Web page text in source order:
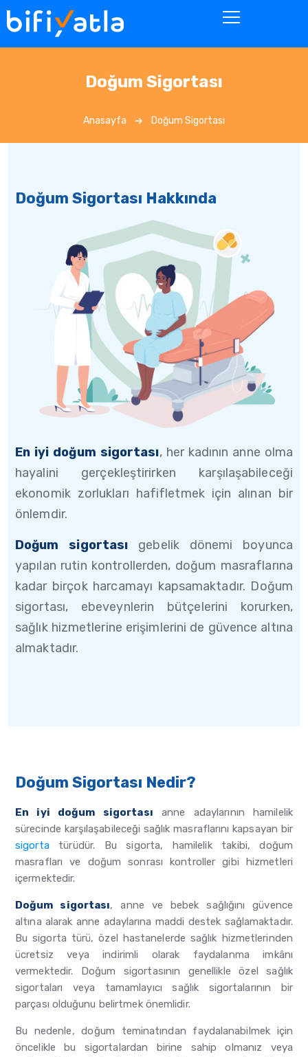
Doğum Sigortası
Anasayfa Doğum Sigortası
Doğum Sigortası Hakkında
En iyi doğum sigortası, her kadının anne olma
hayalini gerçekleştirirken karşılaşabileceği
ekonomik zorlukları hafifletmek için alınan bir
önlemdir.
Doğum sigortası gebelik dönemi boyunca
yapılan rutin kontrollerden, doğum masraflarına
kadar birçok harcamayı kapsamaktadır. Doğum
sigortası, ebeveynlerin bütçelerini korurken,
sağlık hizmetlerine erişimlerini de güvence altına
almaktadır.
Doğum Sigortası Nedir?
En iyi doğum sigortası anne adaylarının hamilelik
sürecinde karşılaşabileceği sağlık masraflarını kapsayan bir
sigortatürüdür. Bu sigorta, hamilelik takibi, doğum
masrafları ve doğum sonrası kontroller gibi hizmetleri
içermektedir.
Doğum sigortası, anne ve bebek sağlığını güvence
altına alarak anne adaylarına maddi destek sağlamaktadır.
Bu sigorta türü, özel hastanelerde sağlık hizmetlerinden
ücretsiz veya indirimli olarak faydalanma imkânı
vermektedir. Doğum sigortasının genellikle özel sağlık
sigortaları veya tamamlayıcı sağlık sigortalarının bir
parçası olduğunu belirtmek önemlidir.
Bu nedenle, doğum teminatından faydalanabilmek için
öncelikle bu sigortalardan birine sahip olmanız veya